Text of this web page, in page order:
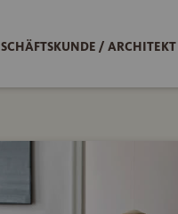
/ ARCHITEKT